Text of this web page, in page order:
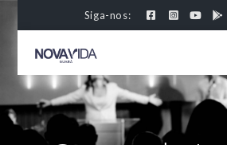
Siga-nos: